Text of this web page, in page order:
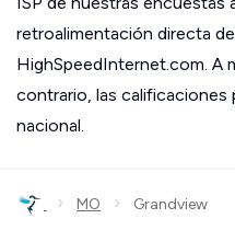
retroalimentación directa
HighSpeedInternet.com. A
contrario, las calificaciones
nacional.
› MO › Grandview